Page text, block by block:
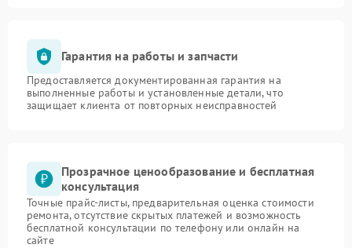
Гарантия на работы и запчасти
Предоставляется документированная гарантия на
выполненные работы и установленные детали, что
защищает клиента от повторных неисправностей
Прозрачное ценообразование и бесплатная
консультация
Точные прайс-листы, предварительная оценка стоимости
ремонта, отсутствие скрытых платежей и возможность
бесплатной консультации по телефону или онлайн на
сайте